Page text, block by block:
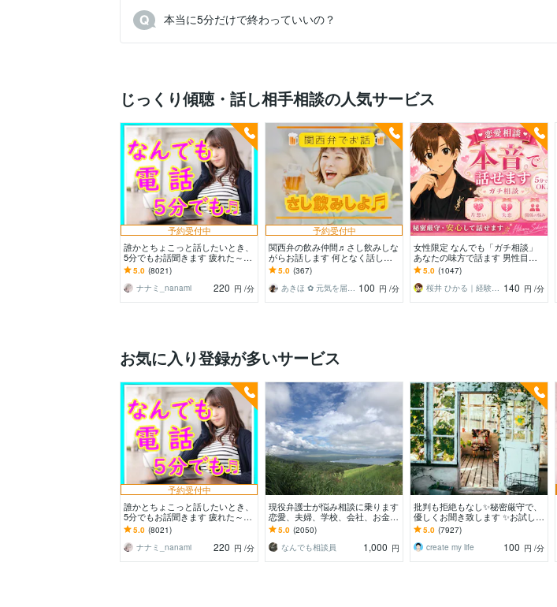
本当に5分だけで終わっていいの？
じっくり傾聴・話し相手相談の人気サービス
予約受付中
誰かとちょこっと話したいとき、
5分でもお話聞きます 疲れた～、
でもカウンセリングじゃない、な
んとなく雑談聞いて～
5.0 (8021)
ナナミ_nanami
220 円 /分
予約受付中
関西弁の飲み仲間♬さし飲みしな
がらお話します 何となく話した
い✨酔った時のいい気分のまま⭐︎
お話しましょう
5.0 (367)
あきほ ✿ 元気を届ける関西女子✨ 100 円 /分
女性限定 なんでも「ガチ相談」
あなたの味方で話ます 男性目線
で、あなたの恋の“答え”を言葉に
します。
5.0 (1047)
桜井 ひかる｜経験豊富の恋愛相談室 140 円 /分
お気に入り登録が多いサービス
予約受付中
誰かとちょこっと話したいとき、
5分でもお話聞きます 疲れた～、
でもカウンセリングじゃない、な
んとなく雑談聞いて～
5.0 (8021)
ナナミ_nanami
220 円 /分
現役弁護士が悩み相談に乗ります
恋愛、夫婦、学校、会社、お金，
単なる愚痴など何でもOK！
5.0 (2050)
なんでも相談員
1,000 円
批判も拒絶もなし✨秘密厳守で、
優しくお聞き致します ✨お試し１
分から✨違うかな？と思ったら途
中で切って構いません
5.0 (7927)
create my life
100 円 /分